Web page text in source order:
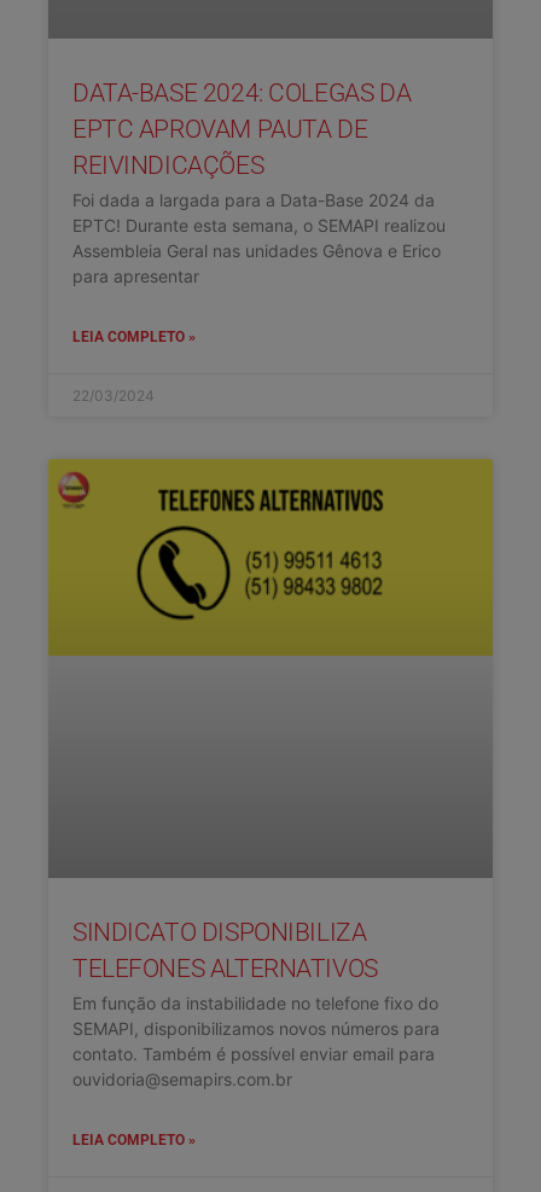
DATA-BASE 2024: COLEGAS DA
EPTC APROVAM PAUTA DE
REIVINDICAÇÕES
Foi dada a largada para a Data-Base 2024 da
EPTC! Durante esta semana, o SEMAPI realizou
Assembleia Geral nas unidades Gênova e Erico
para apresentar
LEIA COMPLETO »
22/03/2024
SINDICATO DISPONIBILIZA
TELEFONES ALTERNATIVOS
Em função da instabilidade no telefone fixo do
SEMAPI, disponibilizamos novos números para
contato. Também é possível enviar email para
ouvidoria@semapirs.com.br
LEIA COMPLETO »